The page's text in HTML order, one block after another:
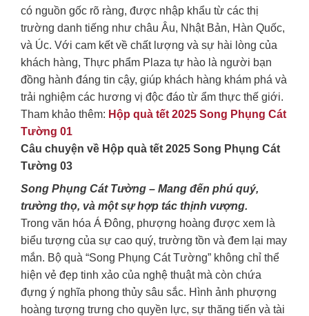
có nguồn gốc rõ ràng, được nhập khẩu từ các thị
trường danh tiếng như châu Âu, Nhật Bản, Hàn Quốc,
và Úc. Với cam kết về chất lượng và sự hài lòng của
khách hàng, Thực phẩm Plaza tự hào là người bạn
đồng hành đáng tin cậy, giúp khách hàng khám phá và
trải nghiệm các hương vị độc đáo từ ẩm thực thế giới.
Tham khảo thêm: Hộp quà tết 2025 Song Phụng Cát
Tường 01
Câu chuyện về Hộp quà tết 2025 Song Phụng Cát
Tường 03
Song Phụng Cát Tường – Mang đến phú quý,
trường thọ, và một sự hợp tác thịnh vượng.
Trong văn hóa Á Đông, phượng hoàng được xem là
biểu tượng của sự cao quý, trường tồn và đem lại may
mắn. Bộ quà “Song Phụng Cát Tường” không chỉ thể
hiện vẻ đẹp tinh xảo của nghệ thuật mà còn chứa
đựng ý nghĩa phong thủy sâu sắc. Hình ảnh phượng
hoàng tượng trưng cho quyền lực, sự thăng tiến và tài